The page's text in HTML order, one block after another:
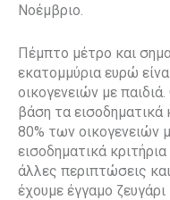
Νοέμβριο.
Πέμπτο μέτρο και
εκατομμύρια ευρώ
οικογενειών με
βάση τα εισοδηματικά
80% των οικογενειών
εισοδηματικά
άλλες περιπτώσεις
έχουμε έγγαμο